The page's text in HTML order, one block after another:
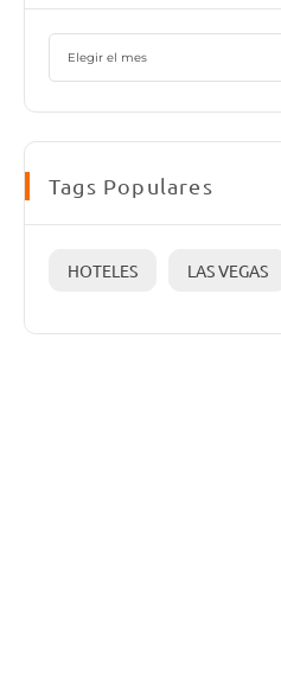
Tags Populares
HOTELES LAS VEGAS